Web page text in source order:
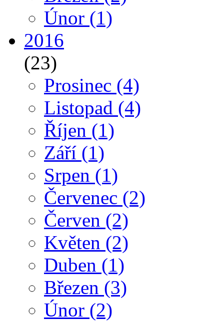
Únor (1)
2016
(23)
Prosinec (4)
Listopad (4)
Říjen (1)
Září (1)
Srpen (1)
Červenec (2)
Červen (2)
Květen (2)
Duben (1)
Březen (3)
Únor (2)